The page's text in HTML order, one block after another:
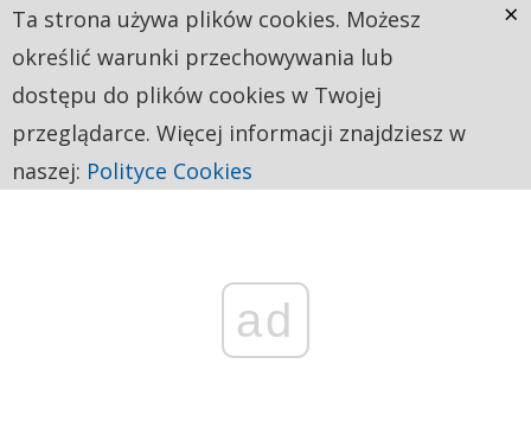
ad
Ta strona używa plików cookies. Możesz
określić warunki przechowywania lub
dostępu do plików cookies w Twojej
przeglądarce. Więcej informacji znajdziesz w
naszej: Polityce Cookies
×